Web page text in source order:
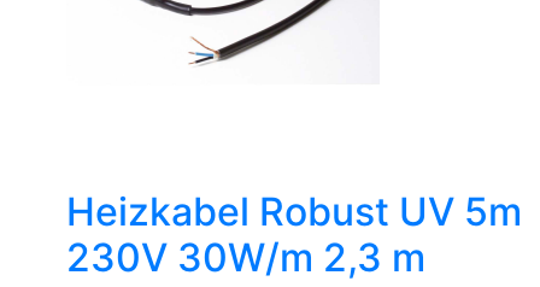
Heizkabel Robust UV 5m
230V 30W/m 2,3 m